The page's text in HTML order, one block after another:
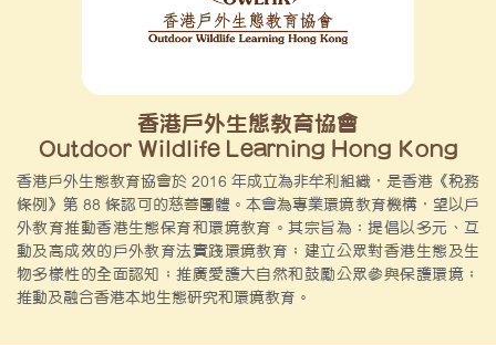
香港戶外生態教育協會
Outdoor Wildlife Learning Hong Kong
香港戶外生態教育協會於 2016 年成立為非牟利組織，是香港《稅務
條例》第 88 條認可的慈善團體。本會為專業環境教育機構，望以戶
外教育推動香港生態保育和環境教育。其宗旨為：提倡以多元、互
動及高成效的戶外教育法實踐環境教育；建立公眾對香港生態及生
物多樣性的全面認知；推廣愛護大自然和鼓勵公眾參與保護環境；
推動及融合香港本地生態研究和環境教育。